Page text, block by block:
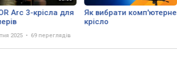
Arc 3-крісла для
2025 69 переглядів
Як вибрати комп'ютерне
крісло